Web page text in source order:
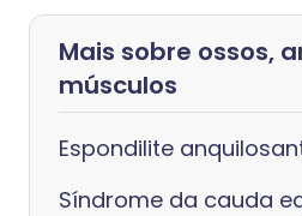
Mais sobre ossos,
músculos
Espondilite
Síndrome da cauda